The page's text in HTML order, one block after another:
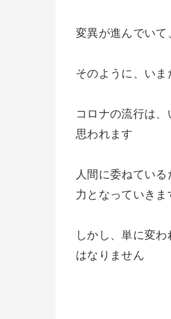
変異が進んでい
そのように、い
コロナの流行は
思われます
人間に委ねてい
力となっていきま
しかし、単に変
はなりません